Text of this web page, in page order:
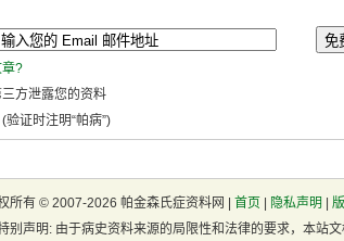
章?
方泄露您的资料
(验证时注明“帕病”)
所有 © 2007-2026 帕金森氏症资料网 | 首页 隐私声明
别声明: 由于病史资料来源的局限性和法律的要求，本站